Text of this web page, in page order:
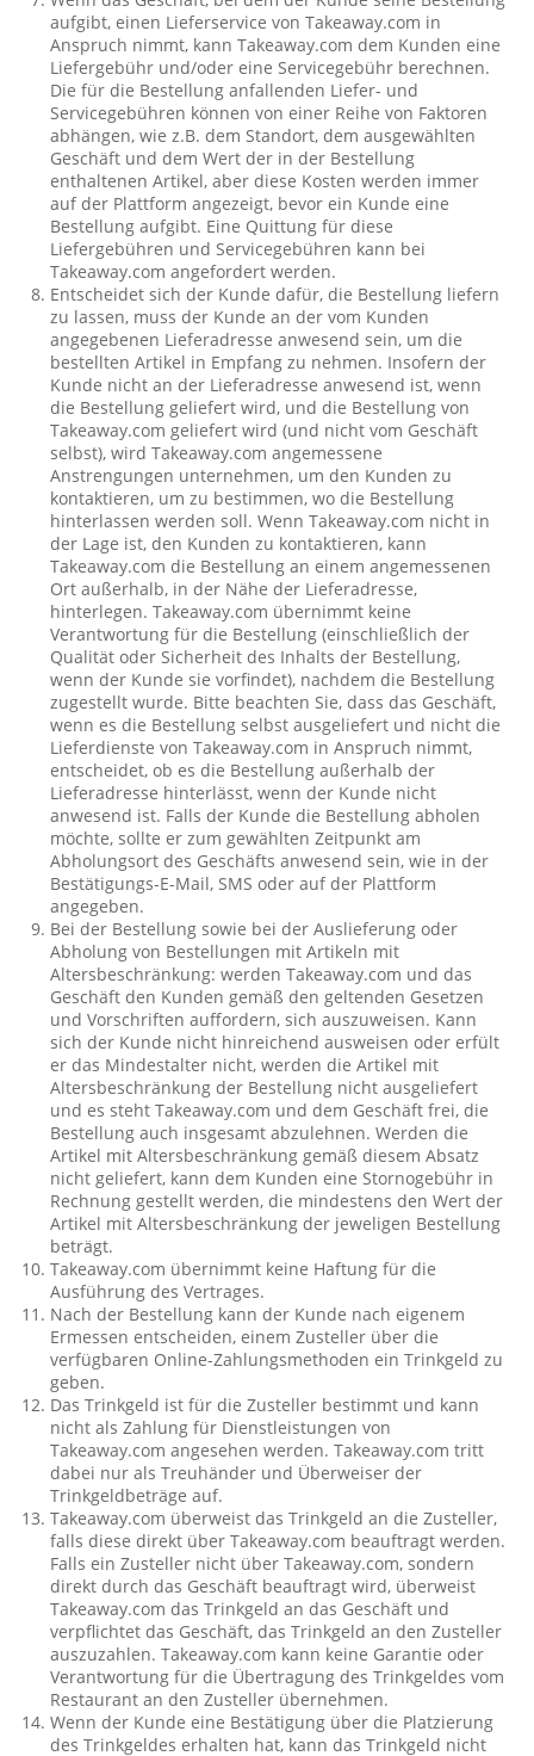
aufgibt, einen Lieferservice von Takeaway.com in
Anspruch nimmt, kann Takeaway.com dem Kunden eine
Liefergebühr und/oder eine Servicegebühr berechnen.
Die für die Bestellung anfallenden Liefer- und
Servicegebühren können von einer Reihe von Faktoren
abhängen, wie z.B. dem Standort, dem ausgewählten
Geschäft und dem Wert der in der Bestellung
enthaltenen Artikel, aber diese Kosten werden immer
auf der Plattform angezeigt, bevor ein Kunde eine
Bestellung aufgibt. Eine Quittung für diese
Liefergebühren und Servicegebühren kann bei
Takeaway.com angefordert werden.
Entscheidet sich der Kunde dafür, die Bestellung liefern
zu lassen, muss der Kunde an der vom Kunden
angegebenen Lieferadresse anwesend sein, um die
bestellten Artikel in Empfang zu nehmen. Insofern der
Kunde nicht an der Lieferadresse anwesend ist, wenn
die Bestellung geliefert wird, und die Bestellung von
Takeaway.com geliefert wird (und nicht vom Geschäft
selbst), wird Takeaway.com angemessene
Anstrengungen unternehmen, um den Kunden zu
kontaktieren, um zu bestimmen, wo die Bestellung
hinterlassen werden soll. Wenn Takeaway.com nicht in
der Lage ist, den Kunden zu kontaktieren, kann
Takeaway.com die Bestellung an einem angemessenen
Ort außerhalb, in der Nähe der Lieferadresse,
hinterlegen. Takeaway.com übernimmt keine
Verantwortung für die Bestellung (einschließlich der
Qualität oder Sicherheit des Inhalts der Bestellung,
wenn der Kunde sie vorfindet), nachdem die Bestellung
zugestellt wurde. Bitte beachten Sie, dass das Geschäft,
wenn es die Bestellung selbst ausgeliefert und nicht die
Lieferdienste von Takeaway.com in Anspruch nimmt,
entscheidet, ob es die Bestellung außerhalb der
Lieferadresse hinterlässt, wenn der Kunde nicht
anwesend ist. Falls der Kunde die Bestellung abholen
möchte, sollte er zum gewählten Zeitpunkt am
Abholungsort des Geschäfts anwesend sein, wie in der
Bestätigungs-E-Mail, SMS oder auf der Plattform
angegeben.
Bei der Bestellung sowie bei der Auslieferung oder
Abholung von Bestellungen mit Artikeln mit
Altersbeschränkung: werden Takeaway.com und das
Geschäft den Kunden gemäß den geltenden Gesetzen
und Vorschriften auffordern, sich auszuweisen. Kann
sich der Kunde nicht hinreichend ausweisen oder erfült
er das Mindestalter nicht, werden die Artikel mit
Altersbeschränkung der Bestellung nicht ausgeliefert
und es steht Takeaway.com und dem Geschäft frei, die
Bestellung auch insgesamt abzulehnen. Werden die
Artikel mit Altersbeschränkung gemäß diesem Absatz
nicht geliefert, kann dem Kunden eine Stornogebühr in
Rechnung gestellt werden, die mindestens den Wert der
Artikel mit Altersbeschränkung der jeweligen Bestellung
beträgt.
Takeaway.com übernimmt keine Haftung für die
Ausführung des Vertrages.
Nach der Bestellung kann der Kunde nach eigenem
Ermessen entscheiden, einem Zusteller über die
verfügbaren Online-Zahlungsmethoden ein Trinkgeld zu
geben.
Das Trinkgeld ist für die Zusteller bestimmt und kann
nicht als Zahlung für Dienstleistungen von
Takeaway.com angesehen werden. Takeaway.com tritt
dabei nur als Treuhänder und Überweiser der
Trinkgeldbeträge auf.
Takeaway.com überweist das Trinkgeld an die Zusteller,
falls diese direkt über Takeaway.com beauftragt werden.
Falls ein Zusteller nicht über Takeaway.com, sondern
direkt durch das Geschäft beauftragt wird, überweist
Takeaway.com das Trinkgeld an das Geschäft und
verpflichtet das Geschäft, das Trinkgeld an den Zusteller
auszuzahlen. Takeaway.com kann keine Garantie oder
Verantwortung für die Übertragung des Trinkgeldes vom
Restaurant an den Zusteller übernehmen.
Wenn der Kunde eine Bestätigung über die Platzierung
des Trinkgeldes erhalten hat, kann das Trinkgeld nicht